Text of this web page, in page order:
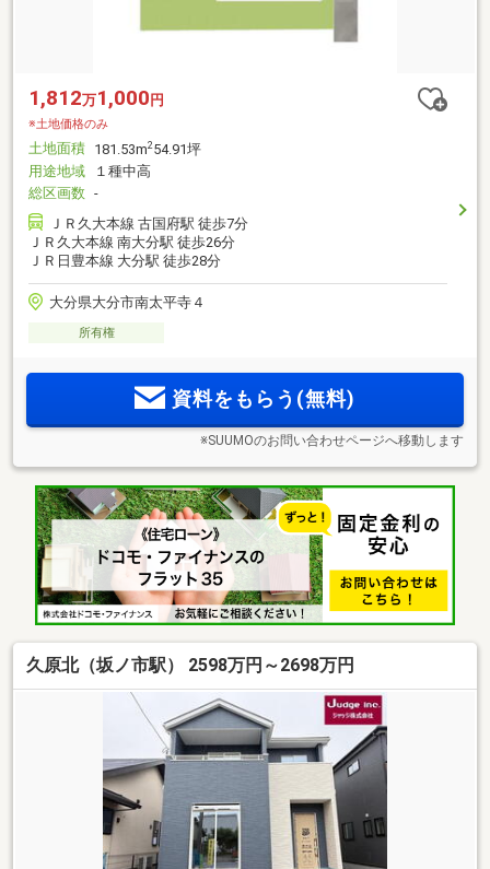
1,812万1,000 円
※土地価格のみ
土地面積 181.53m2 54.91坪
用途地域
１種中高
総区画数 -
ＪＲ久大本線 古国府駅 徒歩7分
ＪＲ久大本線 南大分駅 徒歩26分
ＪＲ日豊本線 大分駅 徒歩28分
大分県大分市南太平寺４
所有権
資料をもらう(無料)
※SUUMOのお問い合わせページへ移動します
久原北（坂ノ市駅） 2598万円～2698万円